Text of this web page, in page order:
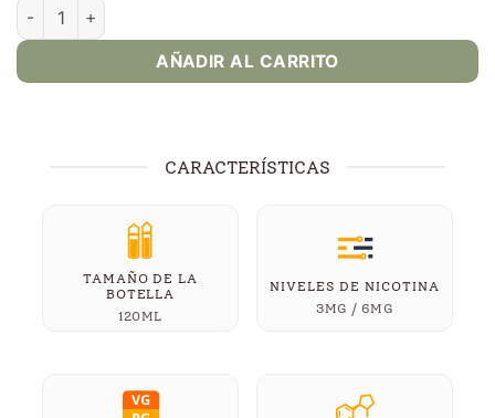
Pink Lemonade 120ml E-Juice - Drifter Bar cantidad
AÑADIR AL CARRITO
CARACTERÍSTICAS
TAMAÑO DE LA
BOTELLA
120ML
NIVELES DE NICOTINA
3MG / 6MG